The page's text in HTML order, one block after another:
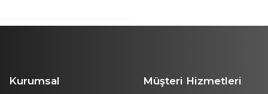
Kurumsal Müşteri Hizmetleri